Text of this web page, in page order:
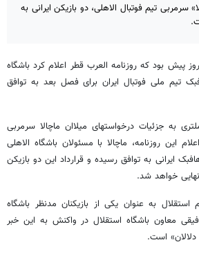
سرمربی تیم فوتبال الاهلی، دو بازیکن ایرانی به
پیش بود که روزنامه العرب قطر اعلام کرد باشگاه
تیم ملی فوتبال ایران برای فصل بعد به توافق
به جزئیات درخواستهای میلاان ماچالا سرمربی
این روزنامه، ماچالا با مسئولان باشگاه الاهلی
ایرانی به توافق رسیده و قرارداد این دو بازیکن
خواهد شد.
استقلال به عنوان یکی از بازیکنان مدنظر باشگاه
معاون باشگاه استقلال در واکنش به این خبر
است.